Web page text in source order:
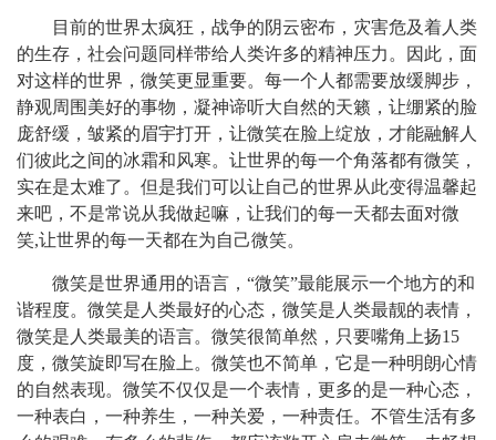
目前的世界太疯狂，战争的阴云密布，灾害危及着人类
的生存，社会问题同样带给人类许多的精神压力。因此，面
对这样的世界，微笑更显重要。 每一个人都需要放缓脚步，
静观周围美好的事物，凝神谛听大自然的天籁，让绷紧的脸
庞舒缓，皱紧的眉宇打开，让微笑在脸上绽放，才能融解人
们彼此之间的冰霜和风寒。让世界的每一个角落都有微笑，
实在是太难了。但是我们可以让自己的世界从此变得温馨起
来吧，不是常说从我做起嘛，让我们的每一天都去面对微
笑,让世界的每一天都在为自己微笑。
微笑是世界通用的语言， “微笑”最能展示一个地方的和
谐程度。微笑是人类最好的心态，微笑是人类最靓的表情，
微笑是人类最美的语言。微笑很简单然，只要嘴角上扬15
度，微笑旋即写在脸上。微笑也不简单，它是一种明朗心情
的自然表现。 微笑不仅仅是一个表情，更多的是一种心态，
一种表白，一种养生，一种关爱，一种责任。 不管生活有多